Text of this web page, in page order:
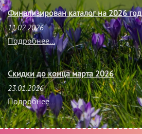
Финализирован каталог на 2026 год
11.02.2026
Подробнее...
Скидки до конца марта 2026
23.01.2026
Подробнее...